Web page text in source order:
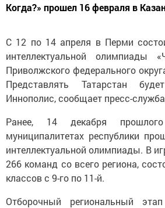
Когда?» прошел 16 февраля в
С 12 по 14 апреля в Перми
интеллектуальной олимпиады
Приволжского федерального
Представлять Татарстан
Иннополис, сообщает пресс-
Ранее, 14 декабря
муниципалитетах республики
интеллектуальной олимпиады. В
266 команд со всего региона,
классов с 9-го по 11-й.
Отборочный региональный